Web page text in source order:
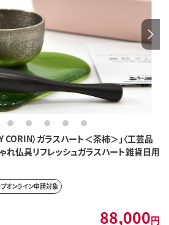
CORIN）ガラスハート＜茶柿＞」〈工芸品
れ仏具リフレッシュガラスハート雑貨日用
3 4 5 6 7
プオンライン申請対象
88,000円